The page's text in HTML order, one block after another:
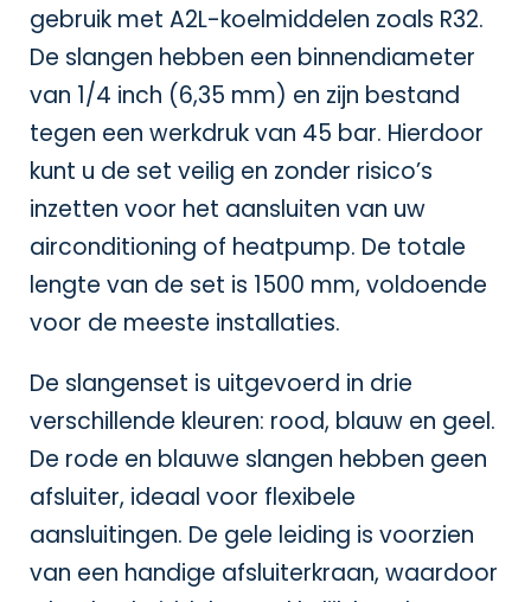
gebruik met A2L-koelmiddelen zoals R32.
De slangen hebben een binnendiameter
van 1/4 inch (6,35 mm) en zijn bestand
tegen een werkdruk van 45 bar. Hierdoor
kunt u de set veilig en zonder risico’s
inzetten voor het aansluiten van uw
airconditioning of heatpump. De totale
lengte van de set is 1500 mm, voldoende
voor de meeste installaties.
De slangenset is uitgevoerd in drie
verschillende kleuren: rood, blauw en geel.
De rode en blauwe slangen hebben geen
afsluiter, ideaal voor flexibele
aansluitingen. De gele leiding is voorzien
van een handige afsluiterkraan, waardoor